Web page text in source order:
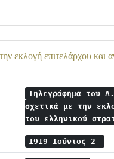
εκλογή επιτελάρχου και
Τηλεγράφημα του
σχετικά με την
του ελληνικού
1919 Ιούνιος 2